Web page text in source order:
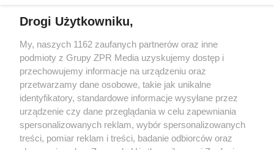
Żaden utwór zamieszczony w serwisie nie może być powielany i
rozpowszechniany lub dalej rozpowszechniany w jakikolwiek sposób (w
tym także elektroniczny lub mechaniczny) na jakimkolwiek polu
eksploatacji w jakiejkolwiek formie, włącznie z umieszczaniem w
Internecie bez pisemnej zgody właściciela praw. Jakiekolwiek użycie lub
wykorzystanie utworów w całości lub w części z naruszeniem prawa,
tzn. bez właściwej zgody, jest zabronione pod groźbą kary i może być
ścigane prawnie.
Drogi Użytkowniku,
My, naszych 1162 zaufanych partnerów oraz inne
podmioty z Grupy ZPR Media uzyskujemy dostęp i
przechowujemy informacje na urządzeniu oraz
przetwarzamy dane osobowe, takie jak unikalne
identyfikatory, standardowe informacje wysyłane przez
urządzenie czy dane przeglądania w celu zapewniania
spersonalizowanych reklam, wybór spersonalizowanych
treści, pomiar reklam i treści, badanie odbiorców oraz